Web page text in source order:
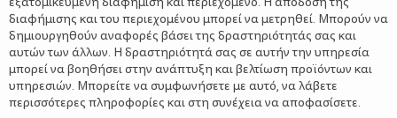
διαφήμισης και του περιεχομένου μπορεί να μετρηθεί. Μπορούν να
δημιουργηθούν αναφορές βάσει της δραστηριότητάς σας και
αυτών των άλλων. Η δραστηριότητά σας σε αυτήν την υπηρεσία
μπορεί να βοηθήσει στην ανάπτυξη και βελτίωση προϊόντων και
υπηρεσιών. Μπορείτε να συμφωνήσετε με αυτό, να λάβετε
περισσότερες πληροφορίες και στη συνέχεια να αποφασίσετε.